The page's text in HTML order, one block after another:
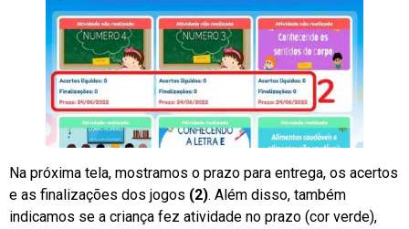
Na próxima tela, mostramos o prazo para entrega, os acertos
e as finalizações dos jogos (2). Além disso, também
indicamos se a criança fez atividade no prazo (cor verde),